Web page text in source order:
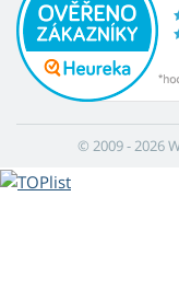
© 2009 - 2026